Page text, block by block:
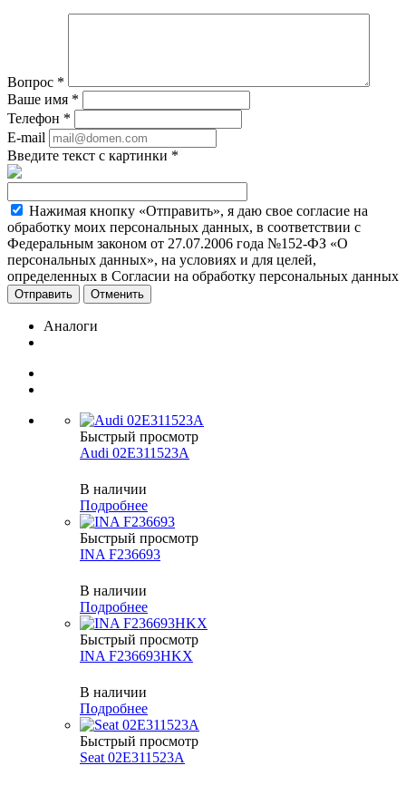
Вопрос *
Ваше имя *
Телефон *
E-mail
Введите текст с картинки *
Нажимая кнопку «Отправить», я даю свое согласие на
обработку моих персональных данных, в соответствии с
Федеральным законом от 27.07.2006 года №152-ФЗ «О
персональных данных», на условиях и для целей,
определенных в Согласии на обработку персональных данных
Отменить
Аналоги
Быстрый просмотр
Audi 02E311523A
В наличии
Подробнее
Быстрый просмотр
INA F236693
В наличии
Подробнее
Быстрый просмотр
INA F236693HKX
В наличии
Подробнее
Быстрый просмотр
Seat 02E311523A